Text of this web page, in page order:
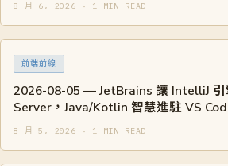
8 月 6, 2026 · 1 MIN READ
前端前線
2026-08-05 — JetBrains 讓 IntelliJ 引
Server，Java/Kotlin 智慧進駐 VS
8 月 5, 2026 · 1 MIN READ